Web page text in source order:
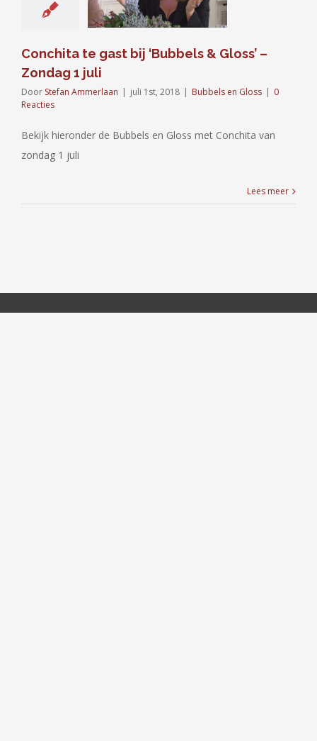
1 juli
Conchita te gast bij ‘Bubbels & Gloss’ –
Zondag 1 juli
Door Stefan Ammerlaan | juli 1st, 2018 | Bubbels en Gloss | 0
Reacties
Bekijk hieronder de Bubbels en Gloss met Conchita van
zondag 1 juli
Lees meer